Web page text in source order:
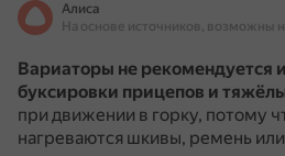
Алиса
Вариаторы не рекомендуется
буксировки прицепов и
при движении в горку, потому
нагреваются шкивы, ремень